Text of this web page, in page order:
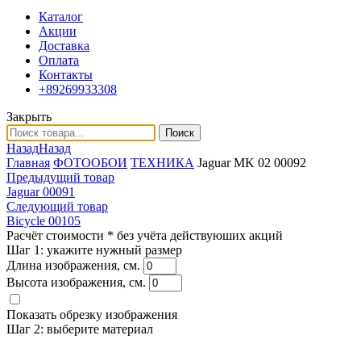
Каталог
Акции
Доставка
Оплата
Контакты
+89269933308
Закрыть
Поиск
НазадНазад
Главная ФОТООБОИ ТЕХНИКА Jaguar MK 02 00092
Предыдущий товар
Jaguar 00091
Следующий товар
Bicycle 00105
Расчёт стоимости * без учёта действуюших акций
Шаг 1: укажите нужный размер
Длина изображения, см.
Высота изображения, см.
Показать обрезку изображения
Шаг 2: выберите материал